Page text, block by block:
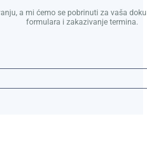
a mi ćemo se pobrinuti za vaša
formulara i zakazivanje termina.